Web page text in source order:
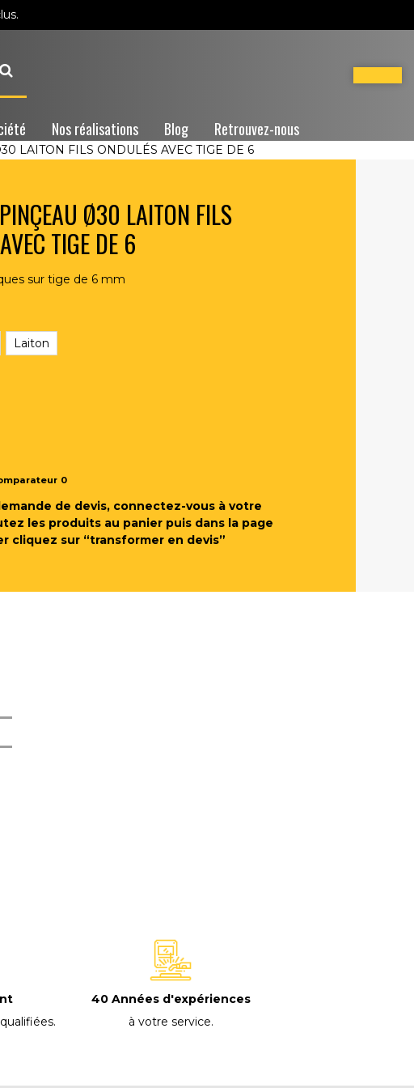
Nos réalisations Blog Retrouvez-nous
LAITON FILS ONDULÉS AVEC TIGE DE 6
Ø30 LAITON FILS
TIGE DE 6
sur tige de 6 mm
Laiton
0
de devis, connectez-vous à votre
les produits au panier puis dans la page
cliquez sur “transformer en devis”
.
40 Années d'expériences
à votre service.